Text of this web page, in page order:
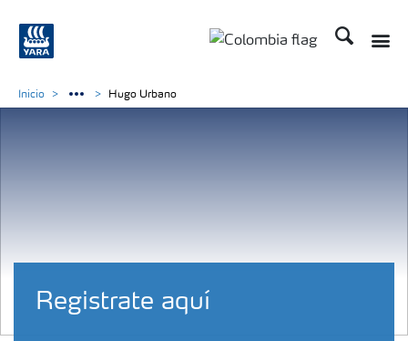
Buscar
Registrate aquí
Inicio Hugo Urbano